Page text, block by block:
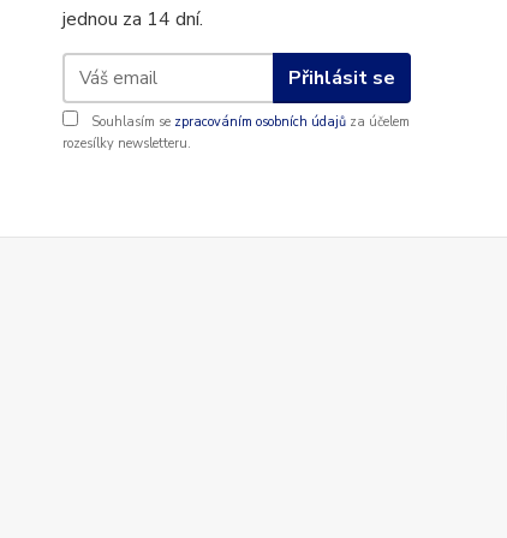
jednou za 14 dní.
Přihlásit se
Souhlasím se zpracováním osobních údajů za účelem
rozesílky newsletteru.